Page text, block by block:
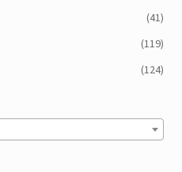
(41)
(119)
(124)